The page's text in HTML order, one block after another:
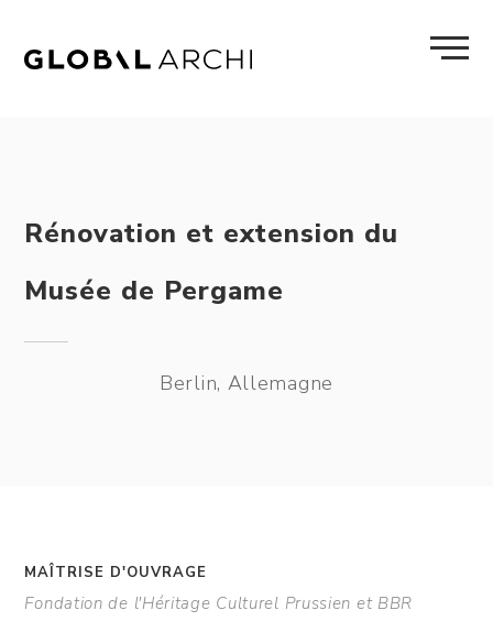
content
Rénovation et extension du
Musée de Pergame
Berlin, Allemagne
MAÎTRISE D'OUVRAGE
Fondation de l'Héritage Culturel Prussien et BBR